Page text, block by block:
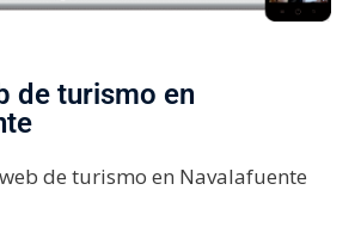
de turismo en
de turismo en Navalafuente